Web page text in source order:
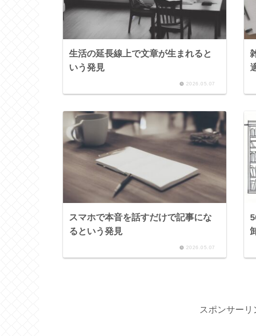
生活の延長線上で文章が生まれると
いう発見
2026.05.07
スマホで本音を話すだけで記事にな
るという発見
2026.05.07
スポンサーリ